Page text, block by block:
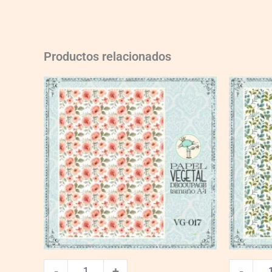
Productos relacionados
VG017
quantity
VG006
quantity